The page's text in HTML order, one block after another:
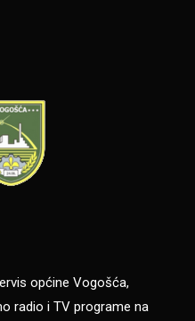
općine Vogošća,
radio i TV programe na